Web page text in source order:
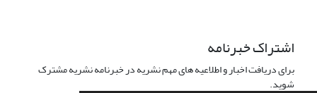
اشتراک خبرنامه
برای دریافت اخبار و اطلاعیه های مهم نشریه در خبرنامه نشریه مشترک
شوید.